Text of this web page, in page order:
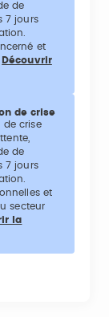
de
7 jours
et
Découvrir
de crise
de crise
de
7 jours
et
secteur
la